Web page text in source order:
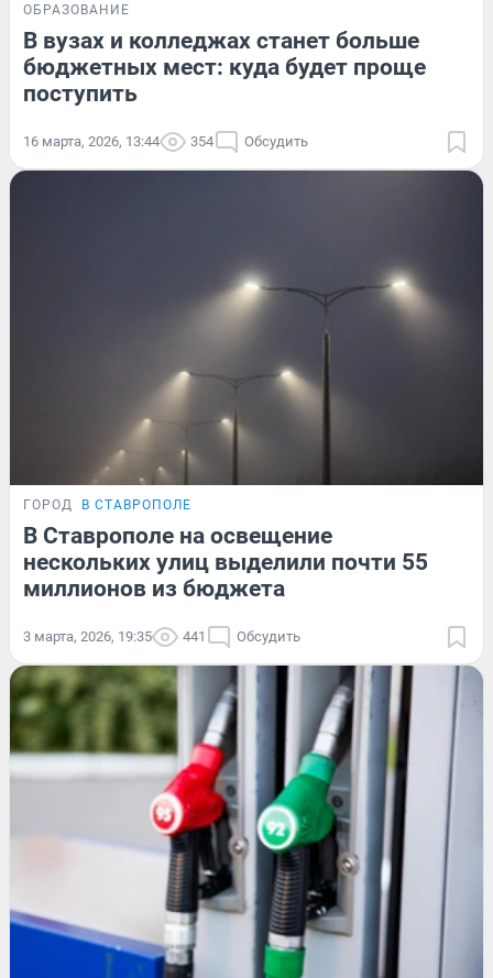
ОБРАЗОВАНИЕ
В вузах и колледжах станет больше
бюджетных мест: куда будет проще
поступить
16 марта, 2026, 13:44 354 Обсудить
ГОРОД В СТАВРОПОЛЕ
В Ставрополе на освещение
нескольких улиц выделили почти 55
миллионов из бюджета
3 марта, 2026, 19:35 441 Обсудить